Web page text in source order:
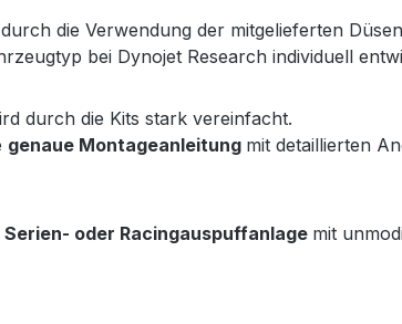
die Verwendung der mitgelieferten
bei Dynojet Research individuell
durch die Kits stark vereinfacht.
genaue Montageanleitung mit detaillierten
Serien- oder Racingauspuffanlage mit